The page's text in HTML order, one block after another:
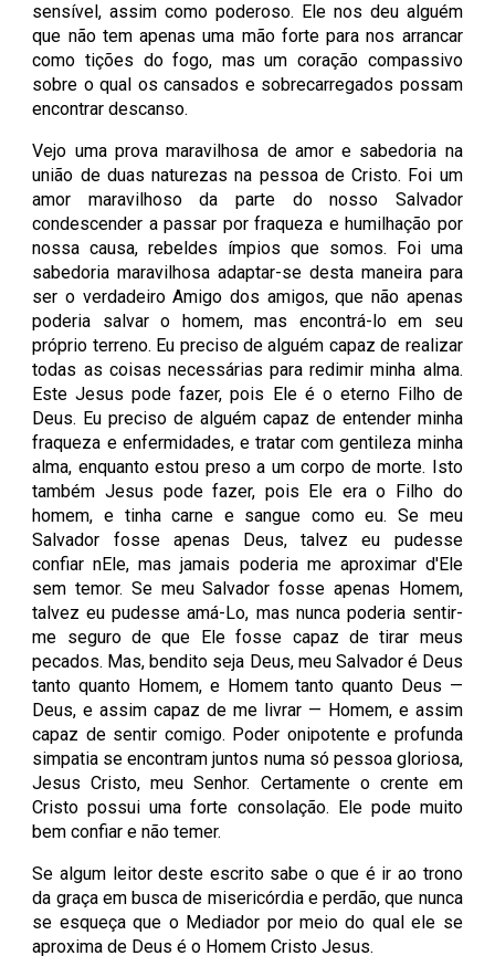
sensível, assim como poderoso. Ele nos deu alguém
que não tem apenas uma mão forte para nos arrancar
como tições do fogo, mas um coração compassivo
sobre o qual os cansados e sobrecarregados possam
encontrar descanso.
Vejo uma prova maravilhosa de amor e sabedoria na
união de duas naturezas na pessoa de Cristo. Foi um
amor maravilhoso da parte do nosso Salvador
condescender a passar por fraqueza e humilhação por
nossa causa, rebeldes ímpios que somos. Foi uma
sabedoria maravilhosa adaptar-se desta maneira para
ser o verdadeiro Amigo dos amigos, que não apenas
poderia salvar o homem, mas encontrá-lo em seu
próprio terreno. Eu preciso de alguém capaz de realizar
todas as coisas necessárias para redimir minha alma.
Este Jesus pode fazer, pois Ele é o eterno Filho de
Deus. Eu preciso de alguém capaz de entender minha
fraqueza e enfermidades, e tratar com gentileza minha
alma, enquanto estou preso a um corpo de morte. Isto
também Jesus pode fazer, pois Ele era o Filho do
homem, e tinha carne e sangue como eu. Se meu
Salvador fosse apenas Deus, talvez eu pudesse
confiar nEle, mas jamais poderia me aproximar d'Ele
sem temor. Se meu Salvador fosse apenas Homem,
talvez eu pudesse amá-Lo, mas nunca poderia sentir-
me seguro de que Ele fosse capaz de tirar meus
pecados. Mas, bendito seja Deus, meu Salvador é Deus
tanto quanto Homem, e Homem tanto quanto Deus —
Deus, e assim capaz de me livrar — Homem, e assim
capaz de sentir comigo. Poder onipotente e profunda
simpatia se encontram juntos numa só pessoa gloriosa,
Jesus Cristo, meu Senhor. Certamente o crente em
Cristo possui uma forte consolação. Ele pode muito
bem confiar e não temer.
Se algum leitor deste escrito sabe o que é ir ao trono
da graça em busca de misericórdia e perdão, que nunca
se esqueça que o Mediador por meio do qual ele se
aproxima de Deus é o Homem Cristo Jesus.